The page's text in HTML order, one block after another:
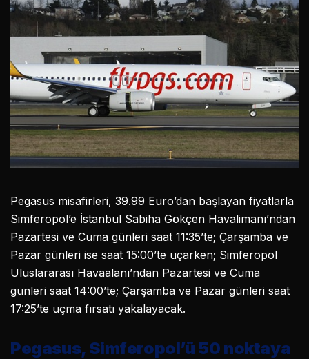
Pegasus misafirleri, 39.99 Euro’dan başlayan fiyatlarla
Simferopol’e İstanbul Sabiha Gökçen Havalimanı’ndan
Pazartesi ve Cuma günleri saat 11:35’te; Çarşamba ve
Pazar günleri ise saat 15:00’te uçarken; Simferopol
Uluslararası Havaalanı’ndan Pazartesi ve Cuma
günleri saat 14:00’te; Çarşamba ve Pazar günleri saat
17:25’te uçma fırsatı yakalayacak.
Pegasus, Simferopol’ü 50 noktaya